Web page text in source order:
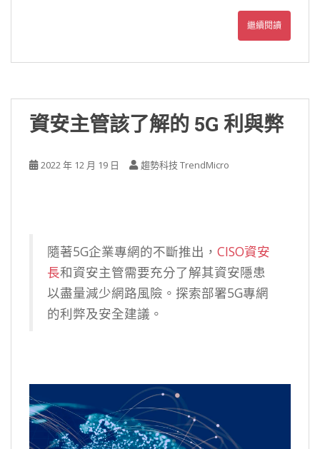
繼續閱讀
資安主管該了解的 5G 利與弊
2022 年 12 月 19 日 趨勢科技 TrendMicro
隨著5G企業專網的不斷推出， CISO資安
長和資安主管需要充分了解其資安隱患
以盡量減少網路風險。探索部署5G專網
的利弊及安全建議。